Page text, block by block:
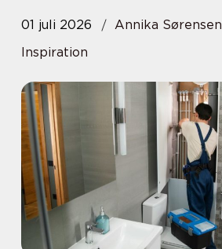
01 juli 2026
Annika Sørensen
Inspiration